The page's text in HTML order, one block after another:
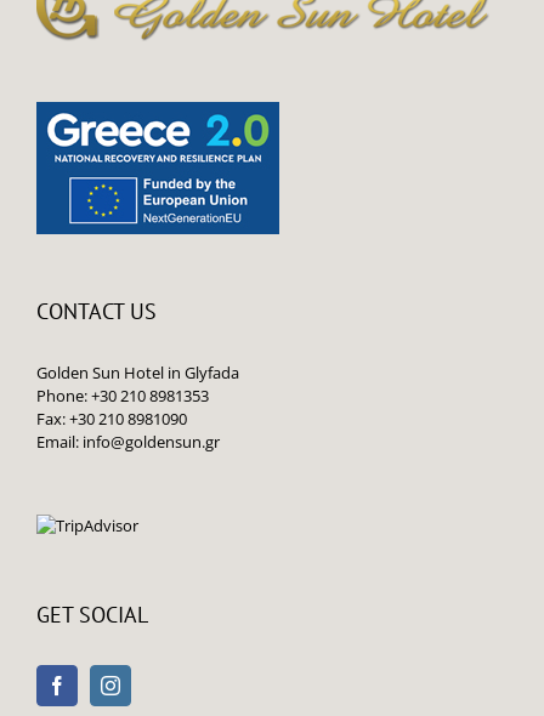
CONTACT US
Golden Sun Hotel in Glyfada
Phone: +30 210 8981353
Fax: +30 210 8981090
Email: info@goldensun.gr
GET SOCIAL